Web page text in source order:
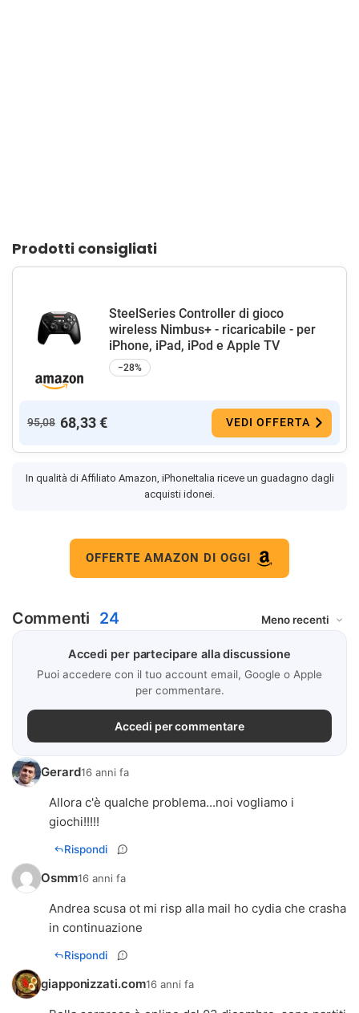
Prodotti consigliati
SteelSeries Controller di gioco
wireless Nimbus+ - ricaricabile - per
iPhone, iPad, iPod e Apple TV
−28%
95,08 68,33 € VEDI OFFERTA
In qualità di Affiliato Amazon, iPhoneItalia riceve un guadagno dagli
acquisti idonei.
OFFERTE AMAZON DI OGGI
Commenti 24
Accedi per partecipare alla discussione
Puoi accedere con il tuo account email, Google o Apple
per commentare.
Accedi per commentare
Gerard16 anni fa
Allora c'è qualche problema...noi vogliamo i
giochi!!!!!
Rispondi
Osmm16 anni fa
Andrea scusa ot mi risp alla mail ho cydia che crasha
in continuazione
Rispondi
giapponizzati.com16 anni fa